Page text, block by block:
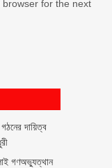
for the next
দায়িত্ব
গণঅভ্যুত্থান